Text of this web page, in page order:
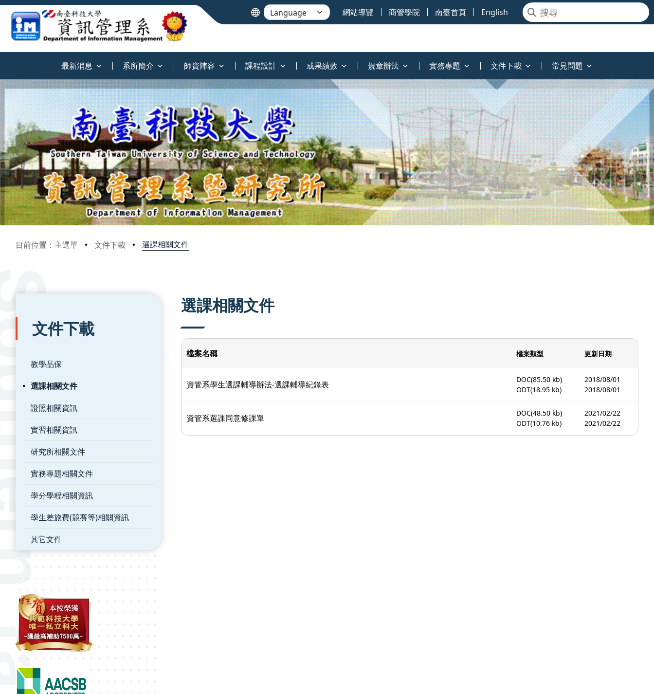
網站導覽 商管學院 南臺首頁 English
最新消息 系所簡介 師資陣容 課程設計 成果績效 規章辦法 實務專題 文件下載 常見問題
目前位置：主選單 文件下載 選課相關文件
:::
文件下載
教學品保
選課相關文件
證照相關資訊
實習相關資訊
研究所相關文件
實務專題相關文件
學分學程相關資訊
學生差旅費(競賽等)相關資訊
其它文件
選課相關文件
檔案名稱 檔案類型 更新日期
資管系學生選課輔導辦法-選課輔導紀錄表 DOC(85.50 kb)
ODT(18.95 kb)
2018/08/01
2018/08/01
資管系選課同意修課單 DOC(48.50 kb)
ODT(10.76 kb)
2021/02/22
2021/02/22